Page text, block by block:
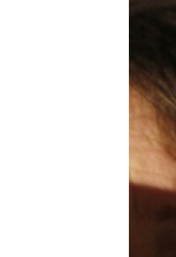
УКРАЇНСЬКА ПРОБЛЕМА КРИМУ